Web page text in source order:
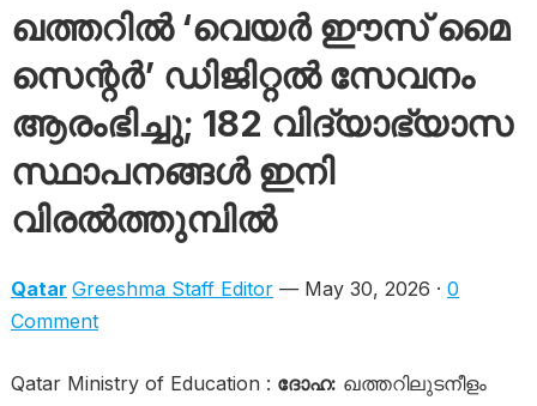
ഖത്തറിൽ ‘വെയർ ഈസ് മൈ
സെന്റർ’ ഡിജിറ്റൽ സേവനം
ആരംഭിച്ചു; 182 വിദ്യാഭ്യാസ
സ്ഥാപനങ്ങൾ ഇനി
വിരൽത്തുമ്പിൽ
Qatar Greeshma Staff Editor— May 30, 2026 · 0
Comment
Qatar Ministry of Education : ദോഹ: ഖത്തറിലുടനീളം